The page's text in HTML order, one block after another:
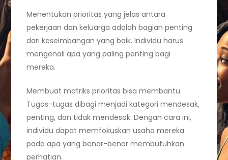
Menentukan prioritas yang jelas antara
pekerjaan dan keluarga adalah bagian penting
dari keseimbangan yang baik. Individu harus
mengenali apa yang paling penting bagi
mereka.
Membuat matriks prioritas bisa membantu.
Tugas-tugas dibagi menjadi kategori mendesak,
penting, dan tidak mendesak. Dengan cara ini,
individu dapat memfokuskan usaha mereka
pada apa yang benar-benar membutuhkan
perhatian.